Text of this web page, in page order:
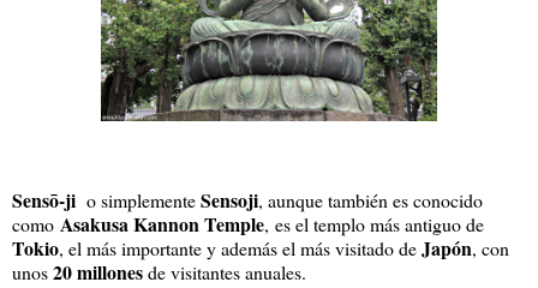
Sensō-ji o simplementeSensoji, aunque también es conocido
como Asakusa Kannon Temple, es el templo más antiguo de
Tokio, el más importante y además el más visitado deJapón, con
unos20 millonesde visitantes anuales.